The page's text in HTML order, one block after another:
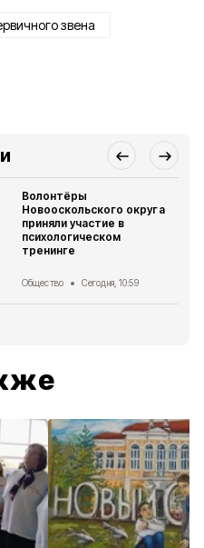
звена
Волонтёры
Новооскольского округа
приняли участие в
психологическом
тренинге
Общество Сегодня, 10:59